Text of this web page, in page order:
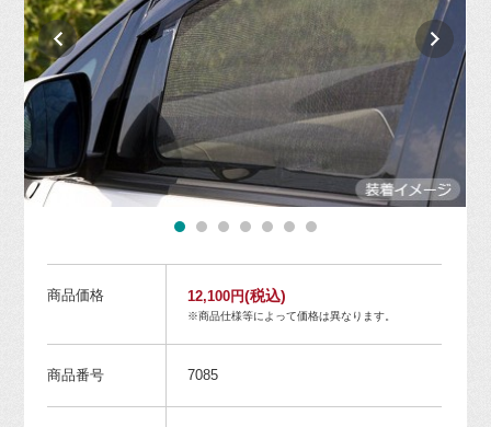
商品価格 12,100円(税込)
※商品仕様等によって価格は異なります。
商品番号 7085